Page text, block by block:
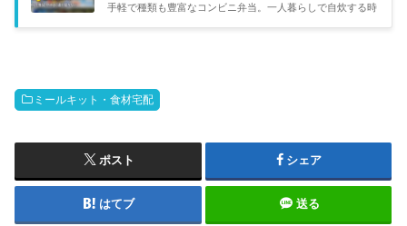
「余ったら貯金」で...
手軽で種類も豊富なコンビニ弁当。一人暮らしで自炊する時
が引っかかりました。この記事では、コンビニ弁当が体に悪
イドも参考に...
ミールキット・食材宅配
ポスト シェア
はてブ 送る